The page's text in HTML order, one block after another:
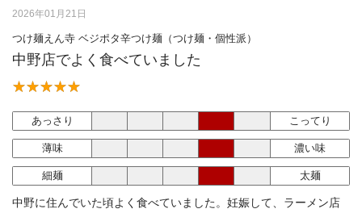
2026年01月21日
つけ麺えん寺 ベジポタ辛つけ麺（つけ麺・個性派）
中野店でよく食べていました
あっさり こってり
薄味 濃い味
細麺 太麺
中野に住んでいた頃よく食べていました。妊娠して、ラーメン店